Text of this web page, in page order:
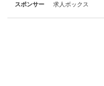
スポンサー
求人ボックス